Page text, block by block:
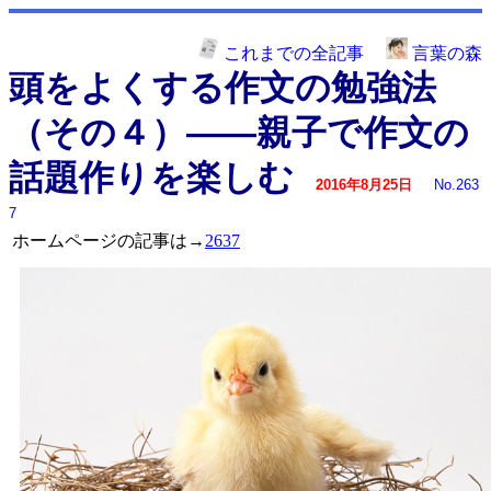
これまでの全記事 言葉の森
頭をよくする作文の勉強法
（その４）――親子で作文の
話題作りを楽しむ
2016年8月25日
No.263
7
ホームページの記事は→ 2637